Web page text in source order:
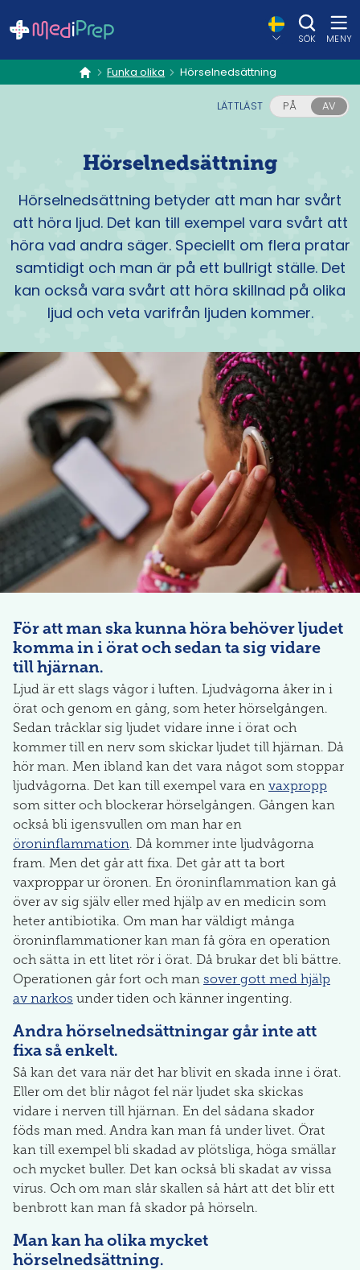
SÖK MENY
hem Funka olika Hörselnedsättning
LÄTTLÄST PÅ AV
Hörselnedsättning
Hörselnedsättning betyder att man har svårt
att höra ljud. Det kan till exempel vara svårt att
höra vad andra säger. Speciellt om flera pratar
samtidigt och man är på ett bullrigt ställe. Det
kan också vara svårt att höra skillnad på olika
ljud och veta varifrån ljuden kommer.
För att man ska kunna höra behöver ljudet
komma in i örat och sedan ta sig vidare
till hjärnan.
Ljud är ett slags vågor i luften. Ljudvågorna åker in i
örat och genom en gång, som heter hörselgången.
Sedan tråcklar sig ljudet vidare inne i örat och
kommer till en nerv som skickar ljudet till hjärnan. Då
hör man. Men ibland kan det vara något som stoppar
ljudvågorna. Det kan till exempel vara en vaxpropp
som sitter och blockerar hörselgången. Gången kan
också bli igensvullen om man har en
öroninflammation. Då kommer inte ljudvågorna
fram. Men det går att fixa. Det går att ta bort
vaxproppar ur öronen. En öroninflammation kan gå
över av sig själv eller med hjälp av en medicin som
heter antibiotika. Om man har väldigt många
öroninflammationer kan man få göra en operation
och sätta in ett litet rör i örat. Då brukar det bli bättre.
Operationen går fort och man sover gott med hjälp
av narkos under tiden och känner ingenting.
Andra hörselnedsättningar går inte att
fixa så enkelt.
Så kan det vara när det har blivit en skada inne i örat.
Eller om det blir något fel när ljudet ska skickas
vidare i nerven till hjärnan. En del sådana skador
föds man med. Andra kan man få under livet. Örat
kan till exempel bli skadad av plötsliga, höga smällar
och mycket buller. Det kan också bli skadat av vissa
virus. Och om man slår skallen så hårt att det blir ett
benbrott kan man få skador på hörseln.
Man kan ha olika mycket
hörselnedsättning.